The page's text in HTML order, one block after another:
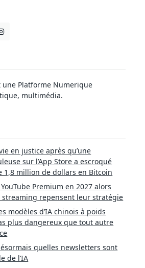
une Platforme Numerique
multimédia.
en justice après qu’une
sur l’App Store a escroqué
1,8 million de dollars en Bitcoin
Premium en 2027 alors
repensent leur stratégie
modèles d’IA chinois à poids
plus dangereux que tout autre
quelles newsletters sont
de l’IA